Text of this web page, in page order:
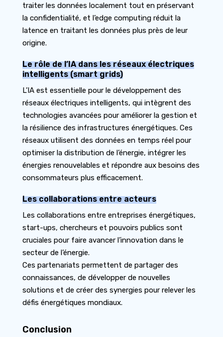
traiter les données localement tout en préservant
la confidentialité, et l’edge computing réduit la
latence en traitant les données plus près de leur
origine.
Le rôle de l’IA dans les réseaux électriques
intelligents (smart grids)
L’IA est essentielle pour le développement des
réseaux électriques intelligents, qui intègrent des
technologies avancées pour améliorer la gestion et
la résilience des infrastructures énergétiques. Ces
réseaux utilisent des données en temps réel pour
optimiser la distribution de l’énergie, intégrer les
énergies renouvelables et répondre aux besoins des
consommateurs plus efficacement.
Les collaborations entre acteurs
Les collaborations entre entreprises énergétiques,
start-ups, chercheurs et pouvoirs publics sont
cruciales pour faire avancer l’innovation dans le
secteur de l’énergie.
Ces partenariats permettent de partager des
connaissances, de développer de nouvelles
solutions et de créer des synergies pour relever les
défis énergétiques mondiaux.
Conclusion